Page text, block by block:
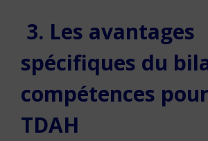
3. Les avantages
spécifiques du
compétences
TDAH